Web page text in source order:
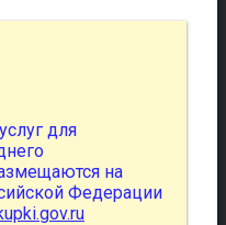
для
на
Федерации